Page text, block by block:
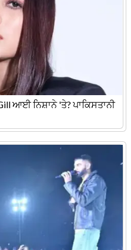
ਆਈ ਨਿਸ਼ਾਨੇ 'ਤੇ? ਪਾਕਿਸਤਾਨੀ